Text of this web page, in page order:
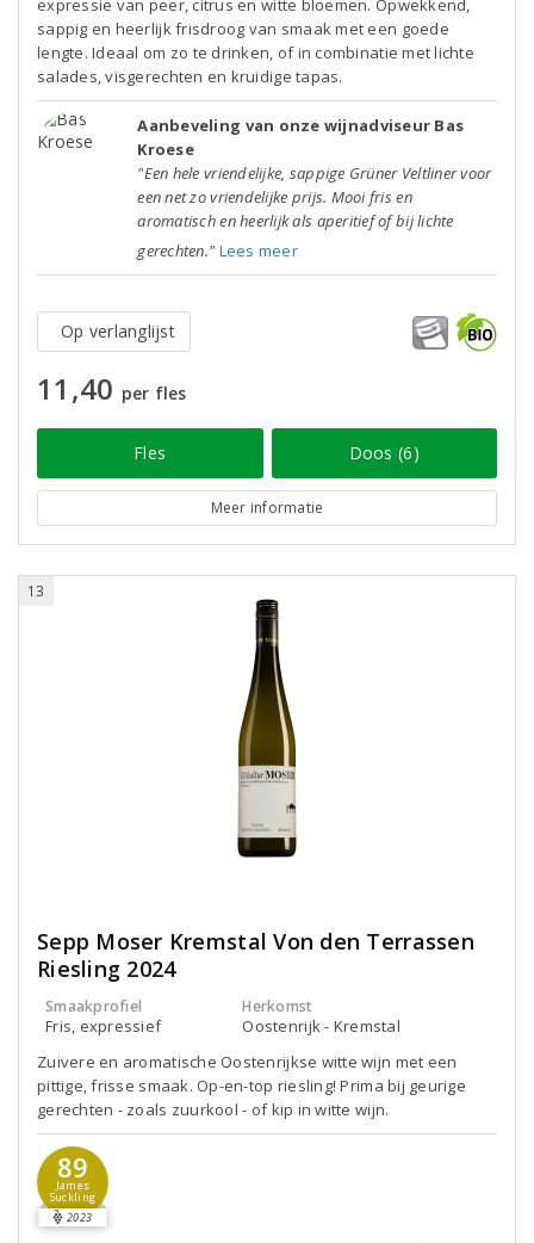
expressie van peer, citrus en witte bloemen. Opwekkend,
sappig en heerlijk frisdroog van smaak met een goede
lengte. Ideaal om zo te drinken, of in combinatie met lichte
salades, visgerechten en kruidige tapas.
Aanbeveling van onze wijnadviseur Bas
Kroese
"Een hele vriendelijke, sappige Grüner Veltliner voor
een net zo vriendelijke prijs. Mooi fris en
aromatisch en heerlijk als aperitief of bij lichte
gerechten." Lees meer
Op verlanglijst
11,40 per fles
Fles Doos (6)
Meer informatie
13
Sepp Moser Kremstal Von den Terrassen
Riesling 2024
Smaakprofiel
Fris, expressief
Herkomst
Oostenrijk - Kremstal
Zuivere en aromatische Oostenrijkse witte wijn met een
pittige, frisse smaak. Op-en-top riesling! Prima bij geurige
gerechten - zoals zuurkool - of kip in witte wijn.
89
James
Suckling
2023